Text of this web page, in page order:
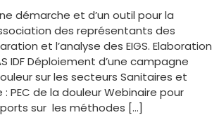
démarche et d’un outil pour la
des représentants des
et l’analyse des EIGS. Elaboration
IDF Déploiement d’une campagne
sur les secteurs Sanitaires et
: PEC de la douleur Webinaire pour
sur les méthodes […]